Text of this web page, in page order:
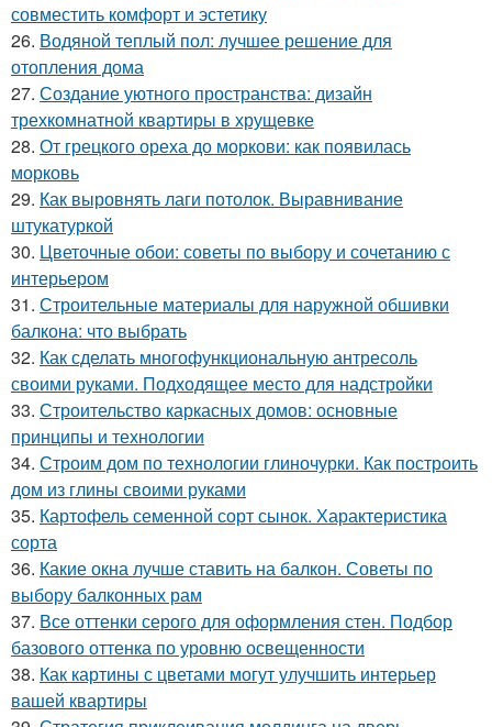
совместить комфорт и эстетику
26. Водяной теплый пол: лучшее решение для
отопления дома
27. Создание уютного пространства: дизайн
трехкомнатной квартиры в хрущевке
28. От грецкого ореха до моркови: как появилась
морковь
29. Как выровнять лаги потолок. Выравнивание
штукатуркой
30. Цветочные обои: советы по выбору и сочетанию с
интерьером
31. Строительные материалы для наружной обшивки
балкона: что выбрать
32. Как сделать многофункциональную антресоль
своими руками. Подходящее место для надстройки
33. Строительство каркасных домов: основные
принципы и технологии
34. Строим дом по технологии глиночурки. Как построить
дом из глины своими руками
35. Картофель семенной сорт сынок. Характеристика
сорта
36. Какие окна лучше ставить на балкон. Советы по
выбору балконных рам
37. Все оттенки серого для оформления стен. Подбор
базового оттенка по уровню освещенности
38. Как картины с цветами могут улучшить интерьер
вашей квартиры